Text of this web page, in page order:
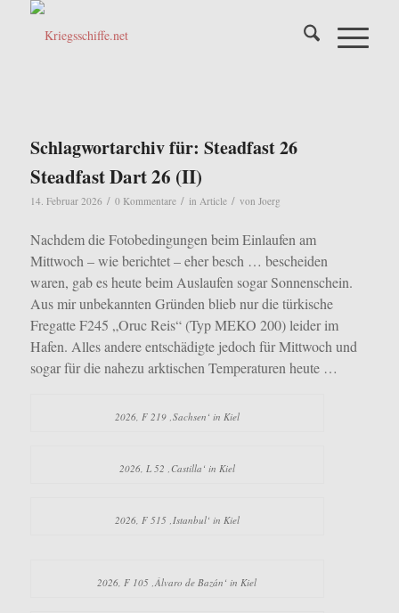
Schlagwortarchiv für: Steadfast 26
Steadfast Dart 26 (II)
14. Februar 2026 / 0 Kommentare / in Article / von Joerg
Nachdem die Fotobedingungen beim Einlaufen am
Mittwoch – wie berichtet – eher besch … bescheiden
waren, gab es heute beim Auslaufen sogar Sonnenschein.
Aus mir unbekannten Gründen blieb nur die türkische
Fregatte F245 „Oruc Reis“ (Typ MEKO 200) leider im
Hafen. Alles andere entschädigte jedoch für Mittwoch und
sogar für die nahezu arktischen Temperaturen heute …
2026, F 219 ‚Sachsen‘ in Kiel
2026, L 52 ‚Castilla‘ in Kiel
2026, F 515 ‚Istanbul‘ in Kiel
2026, F 105 ‚Álvaro de Bazán‘ in Kiel